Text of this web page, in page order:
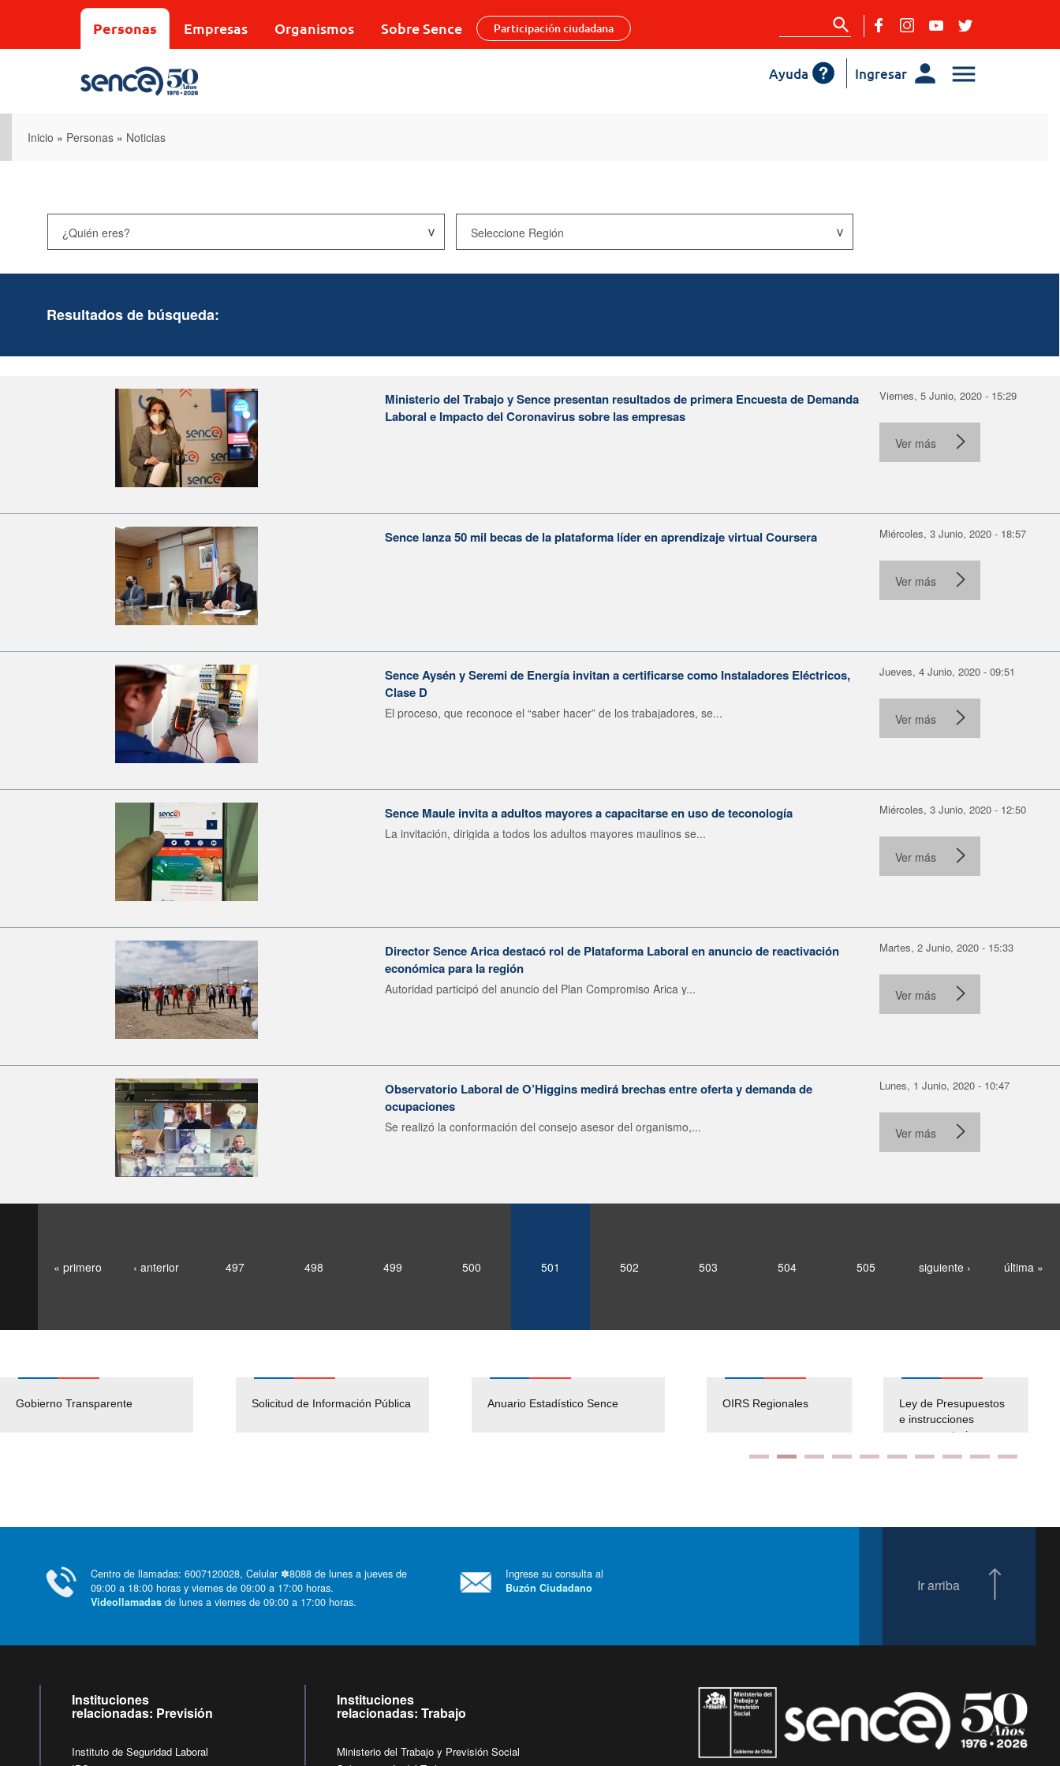
Personas Empresas Organismos Sobre Sence Participación ciudadana
Ingresar
Ayuda
Inicio » Personas » Noticias
Resultados de búsqueda:
Ministerio del Trabajo y Sence presentan resultados de primera Encuesta de Demanda
Laboral e Impacto del Coronavirus sobre las empresas
Viernes, 5 Junio, 2020 - 15:29
Ver más
Sence lanza 50 mil becas de la plataforma líder en aprendizaje virtual Coursera Miércoles, 3 Junio, 2020 - 18:57
Ver más
Sence Aysén y Seremi de Energía invitan a certificarse como Instaladores Eléctricos,
Clase D
El proceso, que reconoce el “saber hacer” de los trabajadores, se...
Jueves, 4 Junio, 2020 - 09:51
Ver más
Sence Maule invita a adultos mayores a capacitarse en uso de teconología
La invitación, dirigida a todos los adultos mayores maulinos se...
Miércoles, 3 Junio, 2020 - 12:50
Ver más
Director Sence Arica destacó rol de Plataforma Laboral en anuncio de reactivación
económica para la región
Autoridad participó del anuncio del Plan Compromiso Arica y...
Martes, 2 Junio, 2020 - 15:33
Ver más
Observatorio Laboral de O’Higgins medirá brechas entre oferta y demanda de
ocupaciones
Se realizó la conformación del consejo asesor del organismo,...
Lunes, 1 Junio, 2020 - 10:47
Ver más
« primero ‹ anterior 497 498 499 500 501 502 503 504 505 siguiente › última »
Gobierno Transparente Solicitud de Información Pública Anuario Estadístico Sence
Pago Proveedores
Empleos Públicos
Solicitud Audiencias y
OIRS Regionales
Ley de Presupuestos
e instrucciones
presuspuetarias
Centro de llamadas: 6007120028, Celular ✽8088 de lunes a jueves de
09:00 a 18:00 horas y viernes de 09:00 a 17:00 horas.
Videollamadas de lunes a viernes de 09:00 a 17:00 horas.
Ingrese su consulta al
Buzón Ciudadano Ir arriba
Instituciones
relacionadas: Previsión
Instituto de Seguridad Laboral
Instituciones
relacionadas: Trabajo
Ministerio del Trabajo y Previsión Social